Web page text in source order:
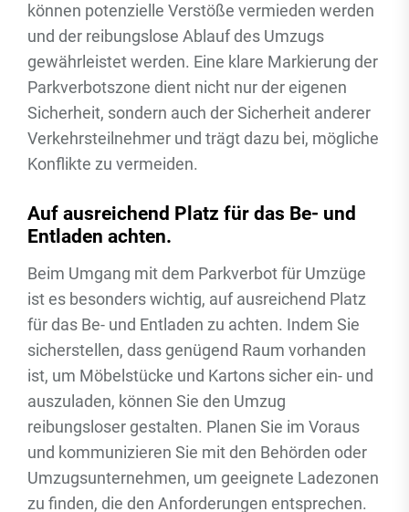
können potenzielle Verstöße vermieden werden
und der reibungslose Ablauf des Umzugs
gewährleistet werden. Eine klare Markierung der
Parkverbotszone dient nicht nur der eigenen
Sicherheit, sondern auch der Sicherheit anderer
Verkehrsteilnehmer und trägt dazu bei, mögliche
Konflikte zu vermeiden.
Auf ausreichend Platz für das Be- und
Entladen achten.
Beim Umgang mit dem Parkverbot für Umzüge
ist es besonders wichtig, auf ausreichend Platz
für das Be- und Entladen zu achten. Indem Sie
sicherstellen, dass genügend Raum vorhanden
ist, um Möbelstücke und Kartons sicher ein- und
auszuladen, können Sie den Umzug
reibungsloser gestalten. Planen Sie im Voraus
und kommunizieren Sie mit den Behörden oder
Umzugsunternehmen, um geeignete Ladezonen
zu finden, die den Anforderungen entsprechen.